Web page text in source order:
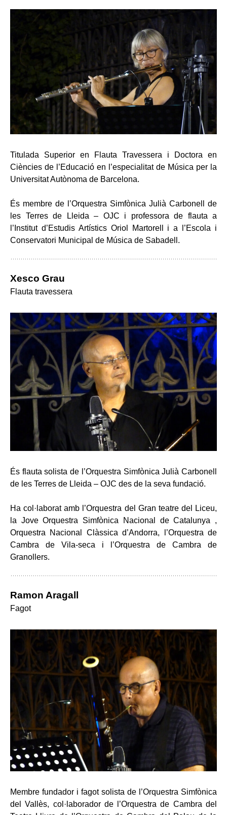
Titulada Superior en Flauta Travessera i Doctora en
Ciències de l’Educació en l’especialitat de Música per la
Universitat Autònoma de Barcelona.
És membre de l’Orquestra Simfònica Julià Carbonell de
les Terres de Lleida – OJC i professora de flauta a
l’Institut d’Estudis Artístics Oriol Martorell i a l’Escola i
Conservatori Municipal de Música de Sabadell.
Xesco Grau
Flauta travessera
És flauta solista de l’Orquestra Simfònica Julià Carbonell
de les Terres de Lleida – OJC des de la seva fundació.
Ha col·laborat amb l’Orquestra del Gran teatre del Liceu,
la Jove Orquestra Simfònica Nacional de Catalunya ,
Orquestra Nacional Clàssica d’Andorra, l’Orquestra de
Cambra de Vila-seca i l’Orquestra de Cambra de
Granollers.
Ramon Aragall
Fagot
Membre fundador i fagot solista de l’Orquestra Simfònica
del Vallès, col·laborador de l’Orquestra de Cambra del